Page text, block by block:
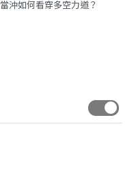
當沖如何看穿多空力道？